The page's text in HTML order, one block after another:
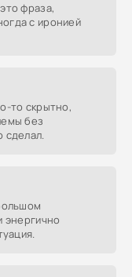
фраза,
с иронией
то скрытно,
без
сделал.
энергично